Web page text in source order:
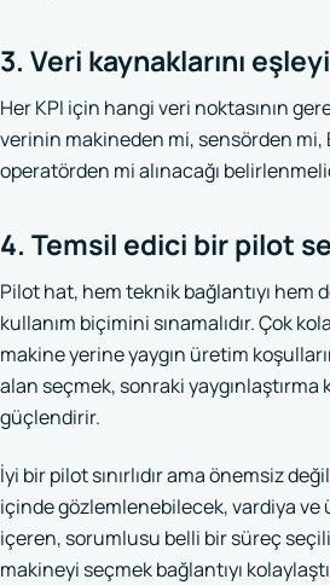
3. Veri kaynaklarını
Her KPI için hangi veri noktasının
verinin makineden mi, sensörden mi,
operatörden mi alınacağı
4. Temsil edici bir pilot
Pilot hat, hem teknik bağlantıyı hem
kullanım biçimini sınamalıdır. Çok
makine yerine yaygın üretim
alan seçmek, sonraki yaygınlaştırma
güçlendirir.
İyi bir pilot sınırlıdır ama önemsiz
içinde gözlemlenebilecek, vardiya ve
içeren, sorumlusu belli bir süreç
makineyi seçmek bağlantıyı